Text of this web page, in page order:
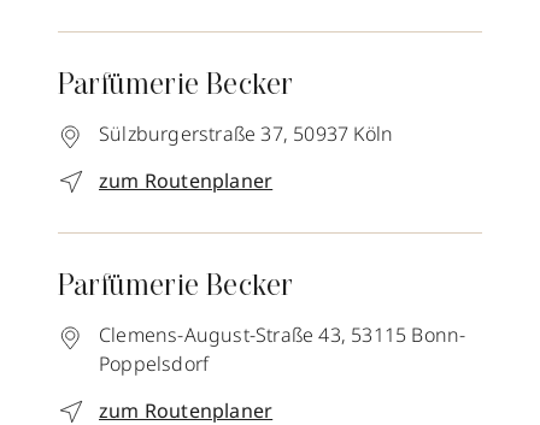
Parfümerie Becker
Sülzburgerstraße 37, 50937 Köln
zum Routenplaner
Parfümerie Becker
Clemens-August-Straße 43, 53115 Bonn-
Poppelsdorf
zum Routenplaner